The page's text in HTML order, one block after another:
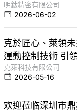
明鈦精密有限公司
2026-06-02
克於匠心、萊領
運動控制技術 引
克萊科技有限公司
2026-05-16
欢迎莅临深圳市